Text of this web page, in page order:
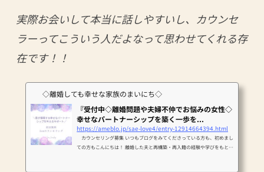
実際お会いして本当に話しやすいし、カウンセ
ラーってこういう人だよなって思わせてくれる存
在です！！
◇離婚しても幸せな家族のまいにち◇
『受付中◇離婚問題や夫婦不仲でお悩みの女性◇
幸せなパートナーシップを築く一歩を...
https://ameblo.jp/sae-love4/entry-12914664394.html
カウンセリング募集 いつもブログをみてくださっている方も、初めまし
ての方もこんにちは！ 離婚した夫と再構築・再入籍の経験や学びをもと